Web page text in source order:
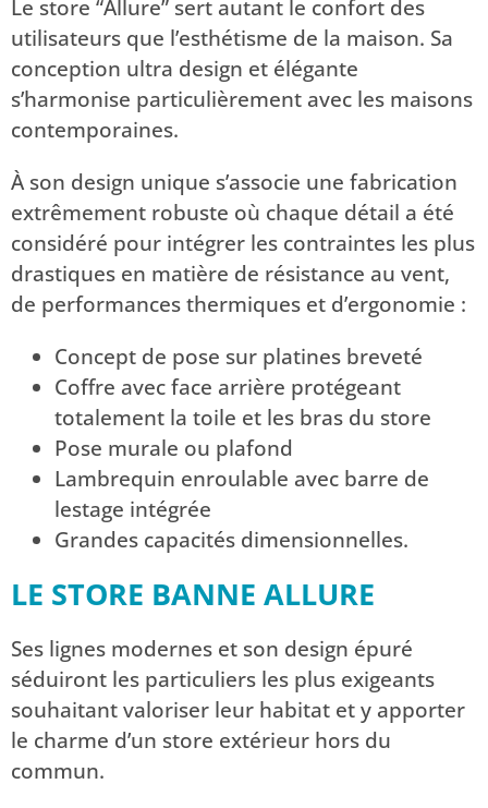
Le store “Allure” sert autant le confort des
utilisateurs que l’esthétisme de la maison. Sa
conception ultra design et élégante
s’harmonise particulièrement avec les maisons
contemporaines.
À son design unique s’associe une fabrication
extrêmement robuste où chaque détail a été
considéré pour intégrer les contraintes les plus
drastiques en matière de résistance au vent,
de performances thermiques et d’ergonomie :
Concept de pose sur platines breveté
Coffre avec face arrière protégeant
totalement la toile et les bras du store
Pose murale ou plafond
Lambrequin enroulable avec barre de
lestage intégrée
Grandes capacités dimensionnelles.
LE STORE BANNE ALLURE
Ses lignes modernes et son design épuré
séduiront les particuliers les plus exigeants
souhaitant valoriser leur habitat et y apporter
le charme d’un store extérieur hors du
commun.